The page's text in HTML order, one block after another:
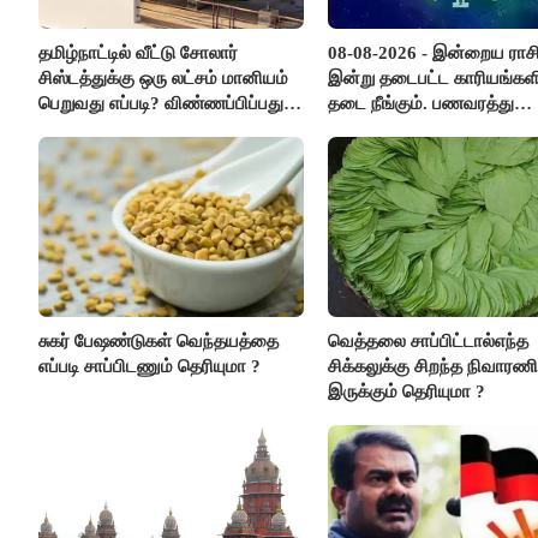
தமிழ்நாட்டில் வீட்டு சோலார்
சிஸ்டத்துக்கு ஒரு லட்சம் மானியம்
பெறுவது எப்படி? விண்ணப்பிப்பது
08-08-2026 - இன்றைய
இன்று தடைபட்ட
தடை நீங்கும். பணவரத்து
எண்ணம் அதிகரிக்கும்..!
சுகர் பேஷண்டுகள் வெந்தயத்தை
எப்படி சாப்பிடணும் தெரியுமா ?
வெத்தலை சாப்பிட்டால்எந்த
சிக்கலுக்கு சிறந்த
இருக்கும் தெரியுமா ?